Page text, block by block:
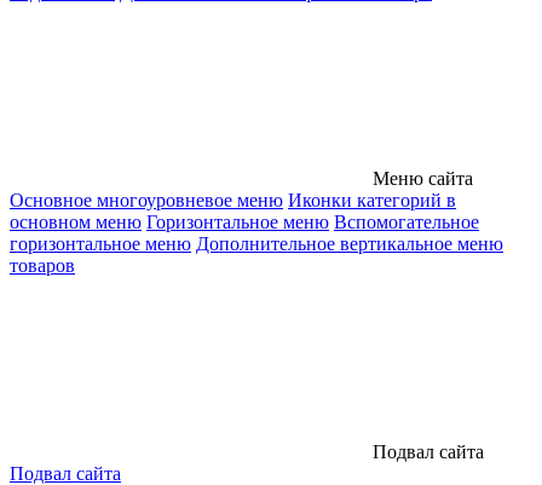
Меню сайта
Основное многоуровневое меню Иконки категорий в
основном меню Горизонтальное меню Вспомогательное
горизонтальное меню Дополнительное вертикальное меню
товаров
Подвал сайта
Подвал сайта